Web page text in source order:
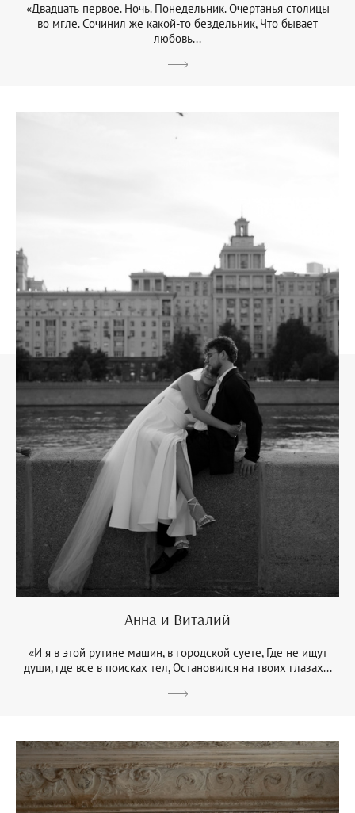
«Двадцать первое. Ночь. Понедельник. Очертанья столицы
во мгле. Сочинил же какой-то бездельник, Что бывает
любовь...
Анна и Виталий
«И я в этой рутине машин, в городской суете, Где не ищут
души, где все в поисках тел, Остановился на твоих глазах...